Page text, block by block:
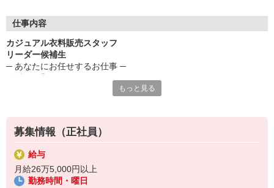
スタッフ一人ひとりに気持ちよく仕事をしてもらいたいから、私
□ 困ったことがあったらスタッフ皆でフォローしあう
□ 悪い点だけでなく良い点もちゃんとフィードバックする
など、小さな心配りとチームワークでお互いを助け合っていま
また、しっかりした昇給・昇格制度なので、成長具合に合わせて
その時の目標を再確認できます。
― 気持ちよく働ける環境で、みんな成長できる
あなたも一緒に「ユニクロ」で働きませんか？ ―
仕事内容
カジュアル衣料販売スタッフ
リーダー候補生
─ あなたにお任せするお仕事 ─
まずは基本のあいさつを学び、接客・レジ・ミシン・商品整理・補
［ レジ接客 ］
お客様が「またユニクロに来たい」と思ってもらえるよう笑顔でお
見送りします。
最後まで丁寧な接客を一貫しましょう！
［ 補充 ］
棚に不足している商品を店頭に補充します。
もっと見る
募集情報（正社員）
給与
月給26万5,000円以上
勤務時間・曜日